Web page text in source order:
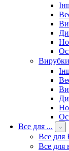
Все для ...
Все для
Все для